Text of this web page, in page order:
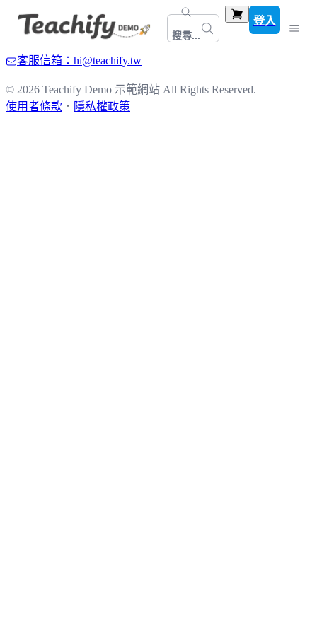
搜尋...
登入
客服信箱：hi@teachify.tw
© 2026 Teachify Demo 示範網站 All Rights Reserved.
使用者條款 ． 隱私權政策